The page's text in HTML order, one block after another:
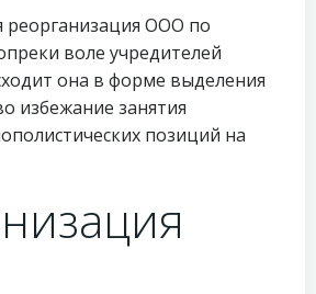
реорганизация ООО по
воле учредителей
она в форме выделения
избежание занятия
позиций на